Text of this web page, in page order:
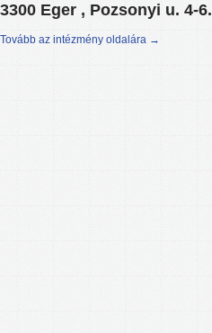
3300 Eger , Pozsonyi u. 4-6.
Tovább az intézmény oldalára →